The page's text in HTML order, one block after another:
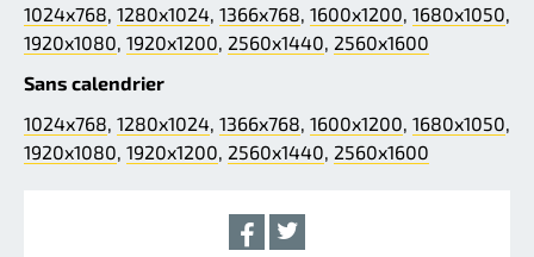
1024x768 1280x1024 1366x768 1600x1200 1680x1050
1920x1080 1920x1200 2560x1440 2560x1600
Sans calendrier
1024x768 1280x1024 1366x768 1600x1200 1680x1050
1920x1080 1920x1200 2560x1440 2560x1600